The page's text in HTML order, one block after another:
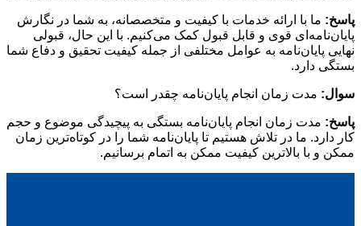
پاسخ: ما با ارائه خدمات با کیفیت و متخصصانه، به شما در نگارش
پایان‌نامه‌ای قوی و قابل قبول کمک می‌کنیم. با این حال، قبولی
نهایی پایان‌نامه به عوامل مختلفی از جمله کیفیت تحقیق و دفاع شما
بستگی دارد.
سوال: مدت زمان انجام پایان‌نامه چقدر است؟
پاسخ: مدت زمان انجام پایان‌نامه بستگی به پیچیدگی موضوع و حجم
کار دارد. ما در تلاش هستیم تا پایان‌نامه شما را در کوتاه‌ترین زمان
ممکن و با بالاترین کیفیت ممکن به اتمام برسانیم.